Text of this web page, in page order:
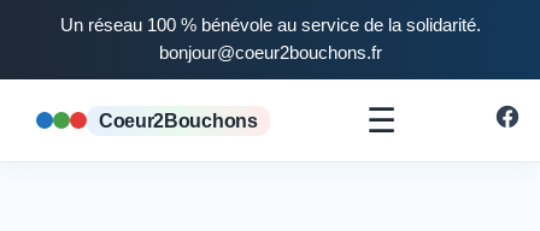
Un réseau 100 % bénévole au service de la solidarité.
bonjour@coeur2bouchons.fr
Coeur2Bouchons ☰